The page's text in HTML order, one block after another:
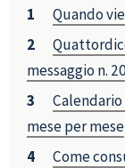
Quando
messaggio n.
mese per mese
Come